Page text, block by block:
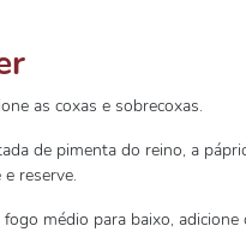
as coxas e sobrecoxas.
de pimenta do reino, a
reserve.
médio para baixo,